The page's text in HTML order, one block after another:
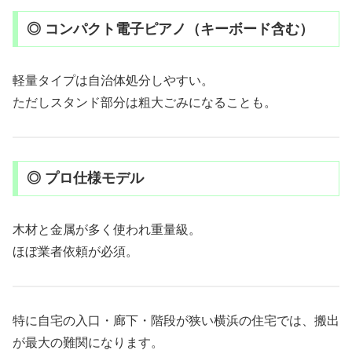
◎ コンパクト電子ピアノ（キーボード含む）
軽量タイプは自治体処分しやすい。
ただしスタンド部分は粗大ごみになることも。
◎ プロ仕様モデル
木材と金属が多く使われ重量級。
ほぼ業者依頼が必須。
特に自宅の入口・廊下・階段が狭い横浜の住宅では、搬出
が最大の難関になります。